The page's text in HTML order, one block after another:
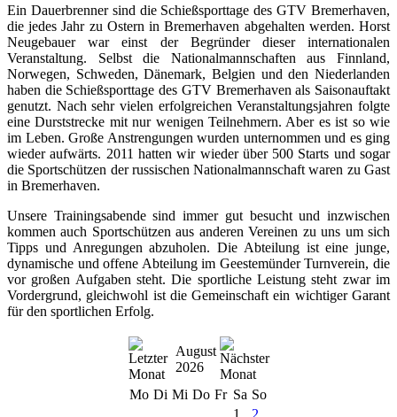
Ein Dauerbrenner sind die Schießsporttage des GTV Bremerhaven,
die jedes Jahr zu Ostern in Bremerhaven abgehalten werden. Horst
Neugebauer war einst der Begründer dieser internationalen
Veranstaltung. Selbst die Nationalmannschaften aus Finnland,
Norwegen, Schweden, Dänemark, Belgien und den Niederlanden
haben die Schießsporttage des GTV Bremerhaven als Saisonauftakt
genutzt. Nach sehr vielen erfolgreichen Veranstaltungsjahren folgte
eine Durststrecke mit nur wenigen Teilnehmern. Aber es ist so wie
im Leben. Große Anstrengungen wurden unternommen und es ging
wieder aufwärts. 2011 hatten wir wieder über 500 Starts und sogar
die Sportschützen der russischen Nationalmannschaft waren zu Gast
in Bremerhaven.
Unsere Trainingsabende sind immer gut besucht und inzwischen
kommen auch Sportschützen aus anderen Vereinen zu uns um sich
Tipps und Anregungen abzuholen. Die Abteilung ist eine junge,
dynamische und offene Abteilung im Geestemünder Turnverein, die
vor großen Aufgaben steht. Die sportliche Leistung steht zwar im
Vordergrund, gleichwohl ist die Gemeinschaft ein wichtiger Garant
für den sportlichen Erfolg.
August
2026
Mo Di Mi Do Fr Sa So
1
2